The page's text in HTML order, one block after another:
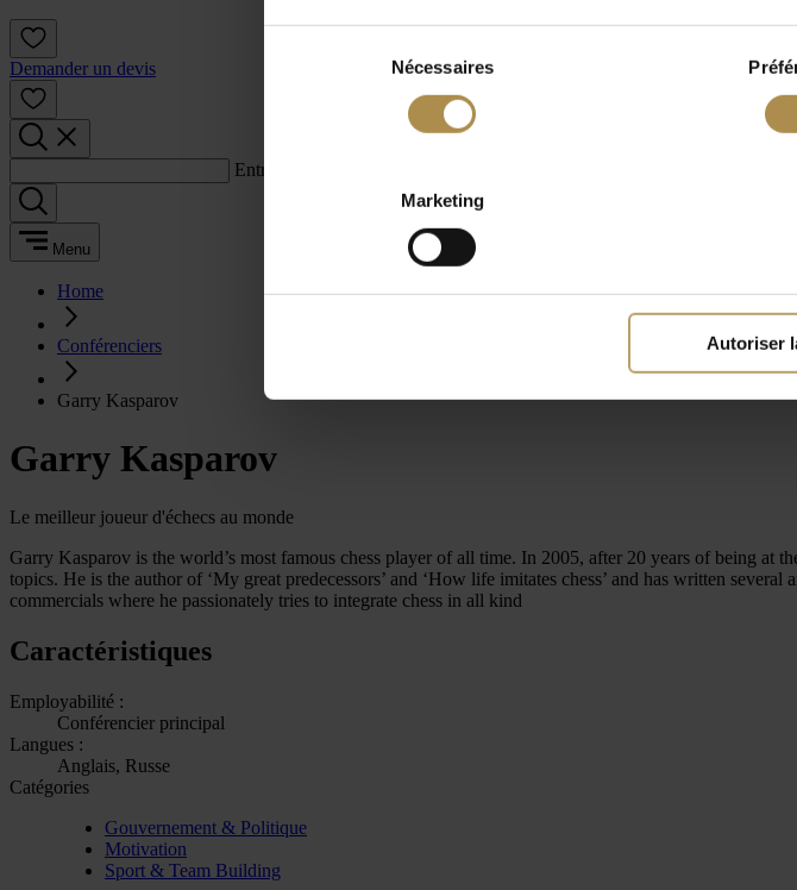
Nécessaires
Marketing
Autoriser
Demander un devis
Entrez un terme de recherche :
Menu
Home
Conférenciers
Garry Kasparov
Garry Kasparov
Le meilleur joueur d'échecs au monde
Garry Kasparov is the world’s most famous chess player of all time. In 2005, after 20 years of being
topics. He is the author of ‘My great predecessors’ and ‘How life imitates chess’ and has written
commercials where he passionately tries to integrate chess in all kind
Caractéristiques
Employabilité :
Conférencier principal
Langues :
Anglais, Russe
Catégories
Gouvernement & Politique
Motivation
Sport & Team Building